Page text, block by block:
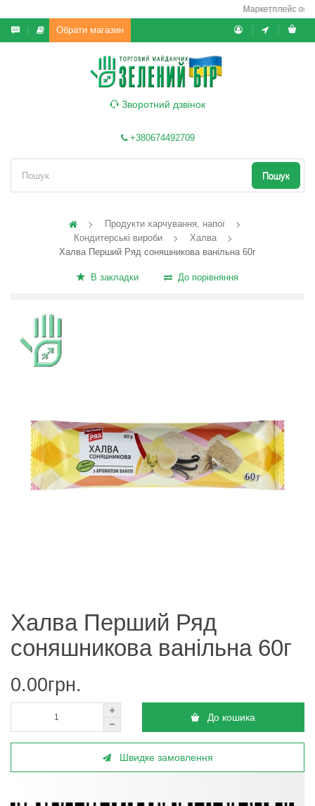
Маркетплейс он-
Обрати магазин
Зворотний дзвінок
+380674492709
Пошук
Продукти харчування, напої
Кондитерські вироби
Халва
Халва Перший Ряд соняшникова ванільна 60г
В закладки До порівняння
Халва Перший Ряд
соняшникова ванільна 60г
0.00грн.
До кошика
Швидке замовлення